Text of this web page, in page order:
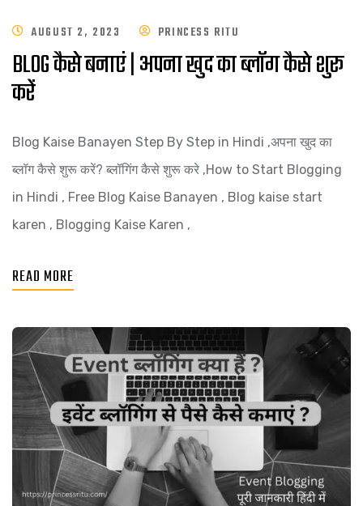
AUGUST 2, 2023 PRINCESS RITU
BLOG कैसे बनाएं | अपना खुद का ब्लॉग कैसे शुरू
करें
Blog Kaise Banayen Step By Step in Hindi ,अपना खुद का
ब्लॉग कैसे शुरू करें? ब्लॉगिंग कैसे शुरू करे ,How to Start Blogging
in Hindi , Free Blog Kaise Banayen , Blog kaise start
karen , Blogging Kaise Karen ,
READ MORE